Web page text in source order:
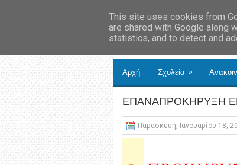
Αρχή Σχολεία »
ΕΠΑΝΑΠΡΟΚΗΡΥΞΗ
Παρασκευή, Ιανουαρίου 18,
This site uses cookies from
are shared with Google along
statistics, and to detect and